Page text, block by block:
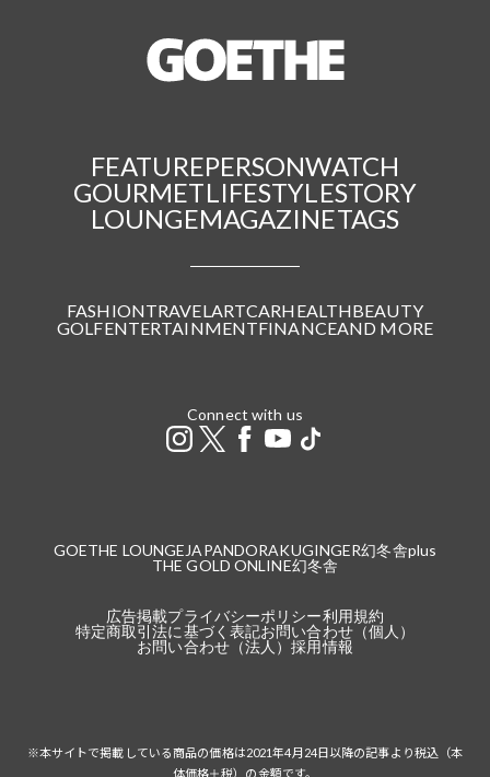
FEATUREPERSONWATCH
GOURMETLIFESTYLESTORY
LOUNGEMAGAZINETAGS
FASHIONTRAVELARTCARHEALTHBEAUTY
GOLFENTERTAINMENTFINANCEAND MORE
Connect with us
GOETHE LOUNGE JAPANDORAKUGINGER幻冬舎plus
THE GOLD ONLINE幻冬舎
広告掲載プライバシーポリシー利用規約
特定商取引法に基づく表記お問い合わせ（個人）
お問い合わせ（法人）採用情報
※本サイトで掲載している商品の価格は2021年4月24日以降の記事より税込（本
体価格＋税）の金額です。